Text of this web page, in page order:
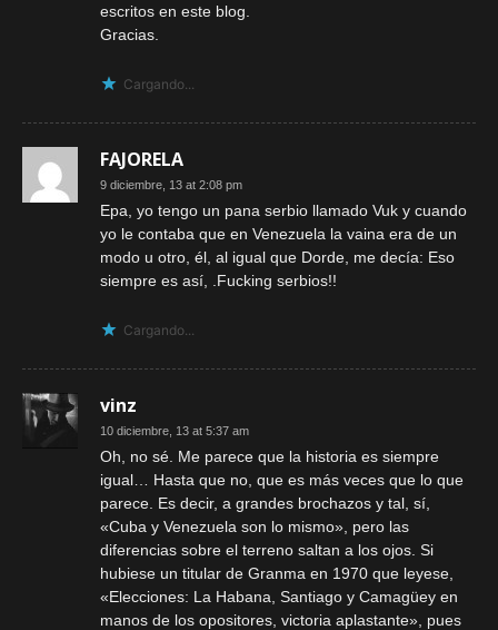
escritos en este blog.
Gracias.
Cargando...
FAJORELA
9 diciembre, 13 at 2:08 pm
Epa, yo tengo un pana serbio llamado Vuk y cuando
yo le contaba que en Venezuela la vaina era de un
modo u otro, él, al igual que Dorde, me decía: Eso
siempre es así, .Fucking serbios!!
Cargando...
vinz
10 diciembre, 13 at 5:37 am
Oh, no sé. Me parece que la historia es siempre
igual… Hasta que no, que es más veces que lo que
parece. Es decir, a grandes brochazos y tal, sí,
«Cuba y Venezuela son lo mismo», pero las
diferencias sobre el terreno saltan a los ojos. Si
hubiese un titular de Granma en 1970 que leyese,
«Elecciones: La Habana, Santiago y Camagüey en
manos de los opositores, victoria aplastante», pues